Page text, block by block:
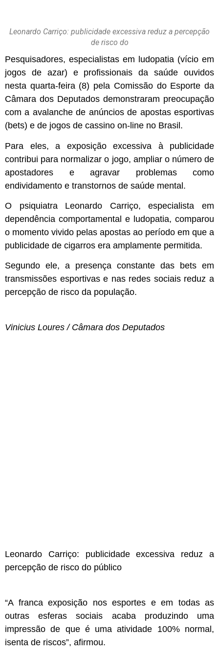
Leonardo Carriço: publicidade excessiva reduz a percepção
de risco do
Pesquisadores, especialistas em ludopatia (vício em
jogos de azar) e profissionais da saúde ouvidos
nesta quarta-feira (8) pela Comissão do Esporte da
Câmara dos Deputados demonstraram preocupação
com a avalanche de anúncios de apostas esportivas
(bets) e de jogos de cassino on-line no Brasil.
Para eles, a exposição excessiva à publicidade
contribui para normalizar o jogo, ampliar o número de
apostadores e agravar problemas como
endividamento e transtornos de saúde mental.
O psiquiatra Leonardo Carriço, especialista em
dependência comportamental e ludopatia, comparou
o momento vivido pelas apostas ao período em que a
publicidade de cigarros era amplamente permitida.
Segundo ele, a presença constante das bets em
transmissões esportivas e nas redes sociais reduz a
percepção de risco da população.
Vinicius Loures / Câmara dos Deputados
Leonardo Carriço: publicidade excessiva reduz a
percepção de risco do público
“A franca exposição nos esportes e em todas as
outras esferas sociais acaba produzindo uma
impressão de que é uma atividade 100% normal,
isenta de riscos”, afirmou.